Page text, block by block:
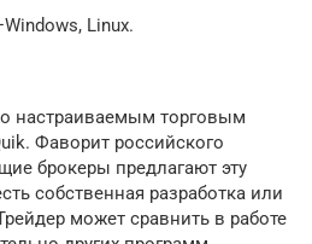
Linux.
настраиваемым торговым
Фаворит российского
брокеры предлагают эту
собственная разработка или
может сравнить в работе